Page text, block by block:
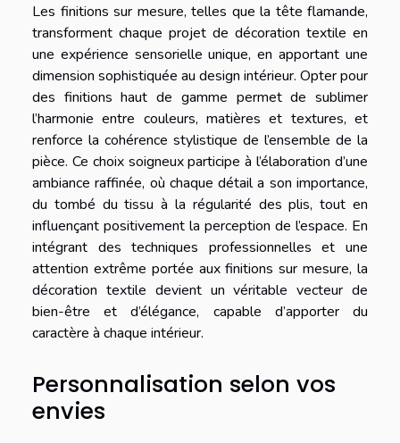
Les finitions sur mesure, telles que la tête flamande,
transforment chaque projet de décoration textile en
une expérience sensorielle unique, en apportant une
dimension sophistiquée au design intérieur. Opter pour
des finitions haut de gamme permet de sublimer
l’harmonie entre couleurs, matières et textures, et
renforce la cohérence stylistique de l’ensemble de la
pièce. Ce choix soigneux participe à l’élaboration d’une
ambiance raffinée, où chaque détail a son importance,
du tombé du tissu à la régularité des plis, tout en
influençant positivement la perception de l’espace. En
intégrant des techniques professionnelles et une
attention extrême portée aux finitions sur mesure, la
décoration textile devient un véritable vecteur de
bien-être et d’élégance, capable d’apporter du
caractère à chaque intérieur.
Personnalisation selon vos
envies